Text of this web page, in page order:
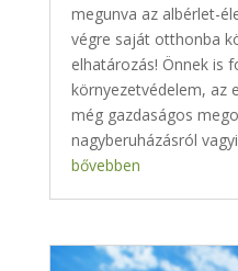
megunva az albérlet-
végre saját otthonba
elhatározás! Önnek is
környezetvédelem, az
még gazdaságos
nagyberuházásról
bővebben